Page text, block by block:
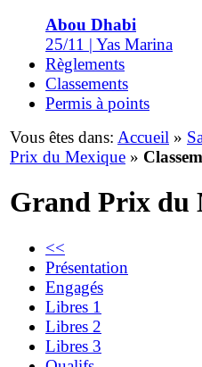
Abou Dhabi
25/11 | Yas Marina
Règlements
Classements
Permis à points
Vous êtes dans: Accueil »
Prix du Mexique »
Grand Prix du
<<
Présentation
Engagés
Libres 1
Libres 2
Libres 3